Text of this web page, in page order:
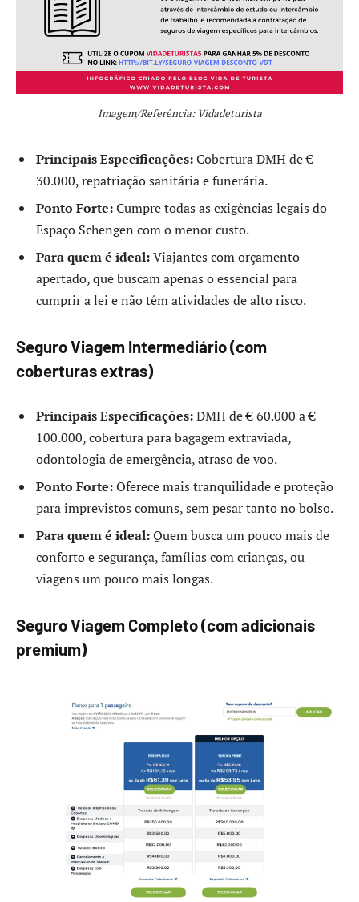
Imagem/Referência: Vidadeturista
Principais Especificações:Cobertura DMH de €
30.000, repatriação sanitária e funerária.
Ponto Forte:Cumpre todas as exigências legais do
Espaço Schengen com o menor custo.
Para quem é ideal:Viajantes com orçamento
apertado, que buscam apenas o essencial para
cumprir a lei e não têm atividades de alto risco.
Seguro Viagem Intermediário (com
coberturas extras)
Principais Especificações:DMH de € 60.000 a €
100.000, cobertura para bagagem extraviada,
odontologia de emergência, atraso de voo.
Ponto Forte:Oferece mais tranquilidade e proteção
para imprevistos comuns, sem pesar tanto no bolso.
Para quem é ideal:Quem busca um pouco mais de
conforto e segurança, famílias com crianças, ou
viagens um pouco mais longas.
Seguro Viagem Completo (com adicionais
premium)